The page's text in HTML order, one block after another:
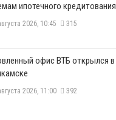
ипотечного кредитования
2026, 10:45 315
офис ВТБ открылся в
2026, 11:00 392